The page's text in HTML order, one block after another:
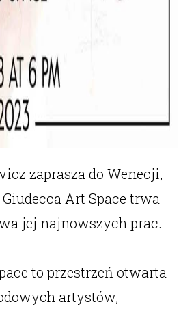
zaprasza do Wenecji,
Art Space trwa
jej najnowszych prac.
to przestrzeń otwarta
artystów,